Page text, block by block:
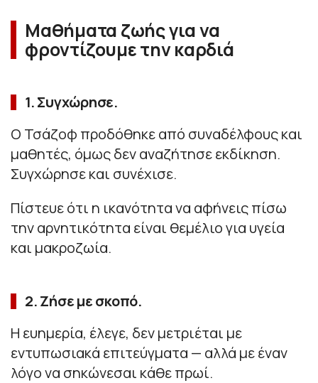
Μαθήματα ζωής για να
φροντίζουμε την καρδιά
1. Συγχώρησε.
Ο Τσάζοφ προδόθηκε από συναδέλφους και
μαθητές, όμως δεν αναζήτησε εκδίκηση.
Συγχώρησε και συνέχισε.
Πίστευε ότι η ικανότητα να αφήνεις πίσω
την αρνητικότητα είναι θεμέλιο για υγεία
και μακροζωία.
2. Ζήσε με σκοπό.
Η ευημερία, έλεγε, δεν μετριέται με
εντυπωσιακά επιτεύγματα — αλλά με έναν
λόγο να σηκώνεσαι κάθε πρωί.